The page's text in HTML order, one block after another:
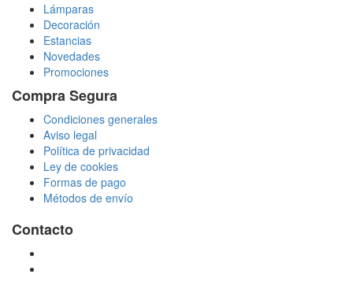
Lámparas
Decoración
Estancias
Novedades
Promociones
Compra Segura
Condiciones generales
Aviso legal
Política de privacidad
Ley de cookies
Formas de pago
Métodos de envío
Contacto